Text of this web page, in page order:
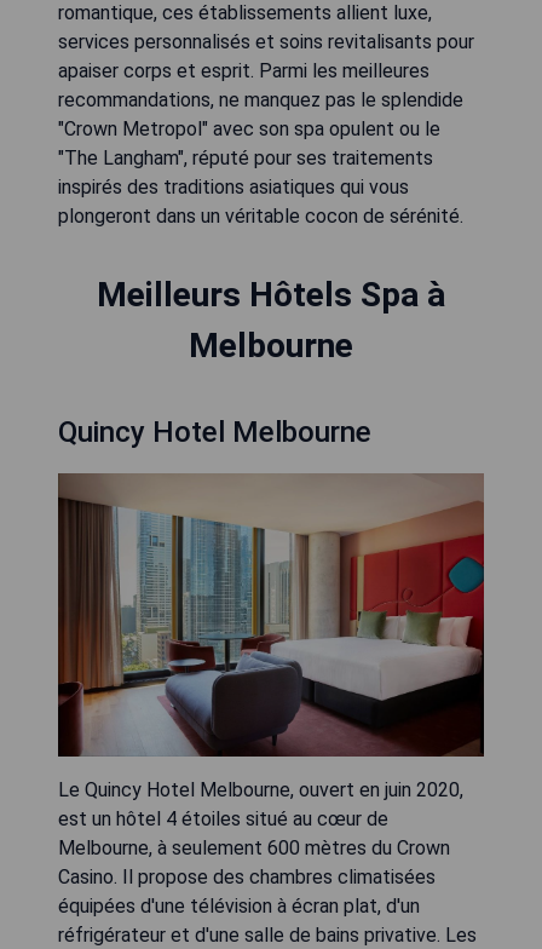
romantique, ces établissements allient luxe,
services personnalisés et soins revitalisants pour
apaiser corps et esprit. Parmi les meilleures
recommandations, ne manquez pas le splendide
"Crown Metropol" avec son spa opulent ou le
"The Langham", réputé pour ses traitements
inspirés des traditions asiatiques qui vous
plongeront dans un véritable cocon de sérénité.
Meilleurs Hôtels Spa à
Melbourne
Quincy Hotel Melbourne
Le Quincy Hotel Melbourne, ouvert en juin 2020,
est un hôtel 4 étoiles situé au cœur de
Melbourne, à seulement 600 mètres du Crown
Casino. Il propose des chambres climatisées
équipées d'une télévision à écran plat, d'un
réfrigérateur et d'une salle de bains privative. Les